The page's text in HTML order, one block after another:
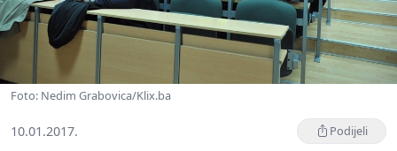
Foto: Nedim Grabovica/Klix.ba
10.01.2017. Podijeli